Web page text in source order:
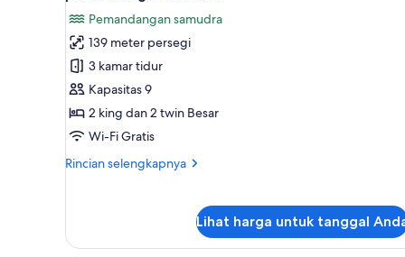
samudra
foto
untuk
Apartemen
Mewah,
3
kamar
tidur,
pemandangan
Pemandangan samudra
139 meter persegi
3 kamar tidur
Kapasitas 9
2 king dan 2 twin Besar
Wi-Fi Gratis
Rincian selengkapnya
Rincian
Mewah,
Lihat harga untuk tanggal